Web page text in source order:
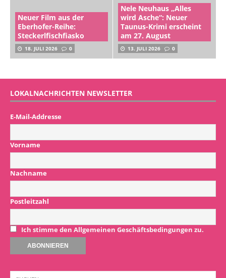
Neuer Film aus der
Eberhofer-Reihe:
Steckerlfischfiasko
18. JULI 2026 0
Nele Neuhaus „Alles
wird Asche“: Neuer
Taunus-Krimi erscheint
am 27. August
13. JULI 2026 0
LOKALNACHRICHTEN NEWSLETTER
E-Mail-Addresse
Vorname
Nachname
Postleitzahl
Ich stimme den Allgemeinen Geschäftsbedingungen zu.